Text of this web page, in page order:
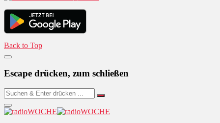
Back to Top
Escape drücken, zum schließen